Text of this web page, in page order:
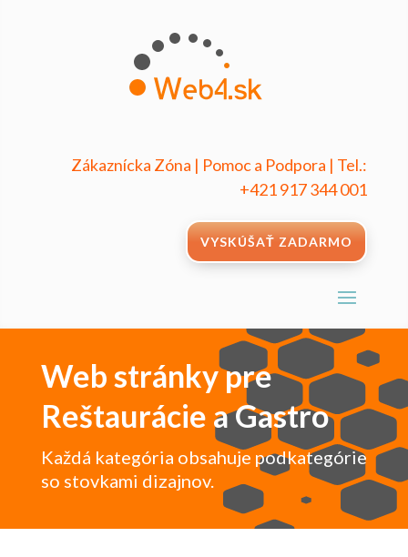
Zákaznícka Zóna | Pomoc a Podpora | Tel.:
+421 917 344 001
VYSKÚŠAŤ ZADARMO
Web stránky pre
Reštaurácie a Gastro
Každá kategória obsahuje podkategórie
so stovkami dizajnov.